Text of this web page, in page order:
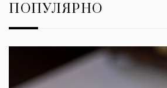
ПОПУЛЯРНО